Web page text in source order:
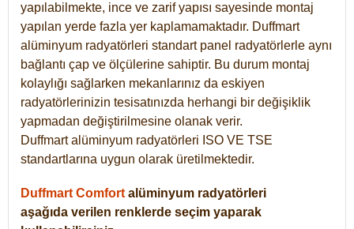
yapılabilmekte, ince ve zarif yapısı sayesinde montaj
yapılan yerde fazla yer kaplamamaktadır. Duffmart
alüminyum radyatörleri standart panel radyatörlerle aynı
bağlantı çap ve ölçülerine sahiptir. Bu durum montaj
kolaylığı sağlarken mekanlarınız da eskiyen
radyatörlerinizin tesisatınızda herhangi bir değişiklik
yapmadan değiştirilmesine olanak verir.
Duffmart alüminyum radyatörleri ISO VE TSE
standartlarına uygun olarak üretilmektedir.
Duffmart Comfort alüminyum radyatörleri
aşağıda verilen renklerde seçim yaparak